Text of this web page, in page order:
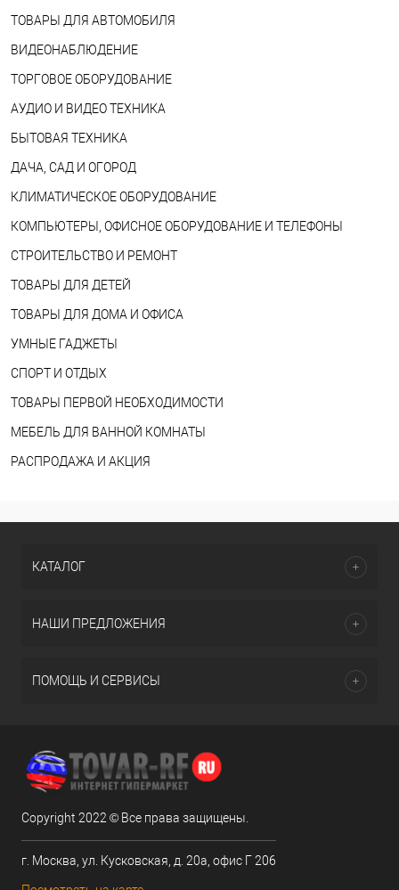
ТОВАРЫ ДЛЯ АВТОМОБИЛЯ
ВИДЕОНАБЛЮДЕНИЕ
ТОРГОВОЕ ОБОРУДОВАНИЕ
АУДИО И ВИДЕО ТЕХНИКА
БЫТОВАЯ ТЕХНИКА
ДАЧА, САД И ОГОРОД
КЛИМАТИЧЕСКОЕ ОБОРУДОВАНИЕ
КОМПЬЮТЕРЫ, ОФИСНОЕ ОБОРУДОВАНИЕ И ТЕЛЕФОНЫ
СТРОИТЕЛЬСТВО И РЕМОНТ
ТОВАРЫ ДЛЯ ДЕТЕЙ
ТОВАРЫ ДЛЯ ДОМА И ОФИСА
УМНЫЕ ГАДЖЕТЫ
СПОРТ И ОТДЫХ
ТОВАРЫ ПЕРВОЙ НЕОБХОДИМОСТИ
МЕБЕЛЬ ДЛЯ ВАННОЙ КОМНАТЫ
РАСПРОДАЖА И АКЦИЯ
КАТАЛОГ
НАШИ ПРЕДЛОЖЕНИЯ
ПОМОЩЬ И СЕРВИСЫ
Copyright 2022 © Все права защищены.
г. Москва, ул. Кусковская, д. 20а, офис Г 206